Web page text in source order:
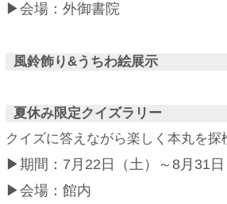
▶会場：外御書院
風鈴飾り&うちわ絵展示
夏休み限定クイズラリー
クイズに答えながら楽しく本丸を探
▶期間：7月22日（土）～8月31日
▶会場：館内